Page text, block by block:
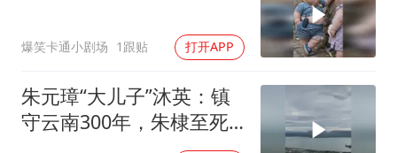
爆笑卡通小剧场 1跟贴 打开APP
朱元璋“大儿子”沐英：镇
守云南300年，朱棣至死